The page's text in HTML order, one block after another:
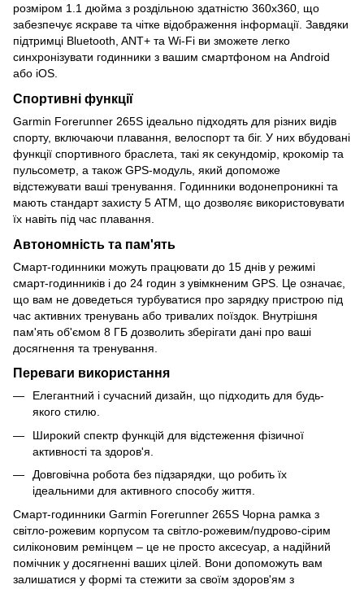
розміром 1.1 дюйма з роздільною здатністю 360x360, що
забезпечує яскраве та чітке відображення інформації. Завдяки
підтримці Bluetooth, ANT+ та Wi-Fi ви зможете легко
синхронізувати годинники з вашим смартфоном на Android
або iOS.
Спортивні функції
Garmin Forerunner 265S ідеально підходять для різних видів
спорту, включаючи плавання, велоспорт та біг. У них вбудовані
функції спортивного браслета, такі як секундомір, крокомір та
пульсометр, а також GPS-модуль, який допоможе
відстежувати ваші тренування. Годинники водонепроникні та
мають стандарт захисту 5 ATM, що дозволяє використовувати
їх навіть під час плавання.
Автономність та пам'ять
Смарт-годинники можуть працювати до 15 днів у режимі
смарт-годинників і до 24 годин з увімкненим GPS. Це означає,
що вам не доведеться турбуватися про зарядку пристрою під
час активних тренувань або тривалих поїздок. Внутрішня
пам'ять об'ємом 8 ГБ дозволить зберігати дані про ваші
досягнення та тренування.
Переваги використання
Елегантний і сучасний дизайн, що підходить для будь-
якого стилю.
Широкий спектр функцій для відстеження фізичної
активності та здоров'я.
Довговічна робота без підзарядки, що робить їх
ідеальними для активного способу життя.
Смарт-годинники Garmin Forerunner 265S Чорна рамка з
світло-рожевим корпусом та світло-рожевим/пудрово-сірим
силіконовим ремінцем – це не просто аксесуар, а надійний
помічник у досягненні ваших цілей. Вони допоможуть вам
залишатися у формі та стежити за своїм здоров'ям з